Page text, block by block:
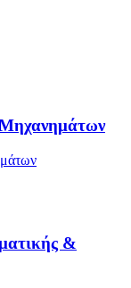
Μηχανημάτων
&